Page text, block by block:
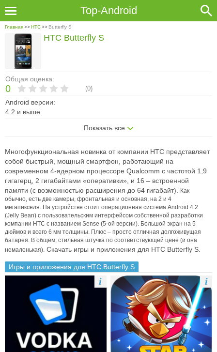
Top-Android
Главная>>HTC>> Butterfly S
Общая оценка:
0 (0)
Android версии:
4.2 и выше
Показать все
HTC Butterfly S
Многофункциональная новинка от компании НТС представляет
собой быстрый, мощный смартфон, работающий на
современном 4-ядерном процессоре Qualcomm c частотой 1,9
гигагерц, 2 гигабайтами «оперативки», и 16 – встроенной
памяти (с возможноcтью расширения до 64 гигабайт).
Как
обычно, есть две камеры, фронтальная и основная, на 2 и 4
мегапикселя. На устройстве стоит операционная система Android 4.2
(Jelly Bean) с пользовательским интерфейсом собственной разработки
компании HTC с названием Sense (5-ой версии). Большой экран на 5
дюймов и всего 6 мм толщины. Плюс – просто отличная долгоживущая
батарея. В общем, стильная штучка по соответствующей цене (и она
немаленькая). Скачать игры и приложения для HTC Butterfly S.
Игры и приложения для HTC Butterfly S
i i